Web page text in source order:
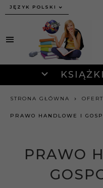
JĘZYK POLSKI
STRONA GŁÓWNA
PRAWO HANDLOWE I
PRAWO